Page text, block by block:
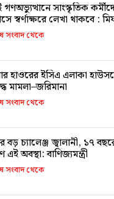
সাংস্কৃতিক
স্বর্ণাক্ষরে লেখা থাকবে :
সংবাদ থেকে
হাওরের ইসিএ এলাকা
মামলা–জরিমানা
সংবাদ থেকে
বড় চ্যালেঞ্জ জ্বালানী, ১৭
এই অবস্থা: বাণিজ্যমন্ত্রী
সংবাদ থেকে